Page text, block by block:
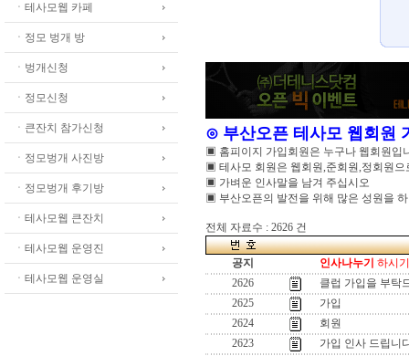
ㆍ테사모웹 카페
ㆍ정모 벙개 방
ㆍ벙개신청
ㆍ정모신청
ㆍ큰잔치 참가신청
ㆍ정모벙개 사진방
ㆍ정모벙개 후기방
ㆍ테사모웹 큰잔치
ㆍ테사모웹 운영진
ㆍ테사모웹 운영실
⊙ 부산오픈 테사모 웹회원
▣ 홈피이지 가입회원은 누구나 웹회원입
▣ 테사모 회원은 웹회원,준회원,정회원으
▣ 가벼운 인사말을 남겨 주십시오
▣ 부산오픈의 발전을 위해 많은 성원을
전체 자료수 : 2626 건
공지 인사나누기 하시
2626
클럽 가입을 부탁
2625
가입
2624
회원
2623
가입 인사 드립니